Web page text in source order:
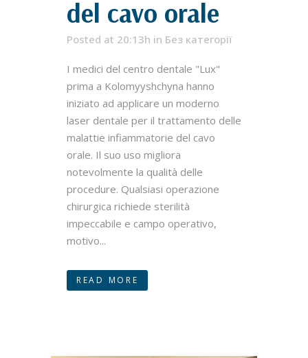
del cavo orale
Posted at 20:13h in Без категорії
I medici del centro dentale "Lux"
prima a Kolomyyshchyna hanno
iniziato ad applicare un moderno
laser dentale per il trattamento delle
malattie infiammatorie del cavo
orale. Il suo uso migliora
notevolmente la qualità delle
procedure. Qualsiasi operazione
chirurgica richiede sterilità
impeccabile e campo operativo,
motivo...
READ MORE